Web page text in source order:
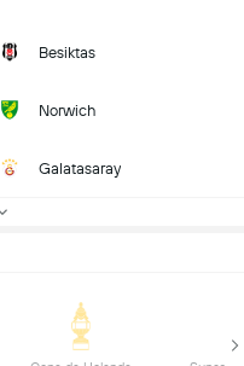
Besiktas
Norwich
Galatasaray